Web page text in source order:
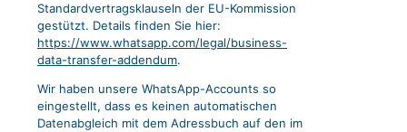
Standardvertragsklauseln der EU-Kommission
gestützt. Details finden Sie hier:
https://www.whatsapp.com/legal/business-
data-transfer-addendum.
Wir haben unsere WhatsApp-Accounts so
eingestellt, dass es keinen automatischen
Datenabgleich mit dem Adressbuch auf den im